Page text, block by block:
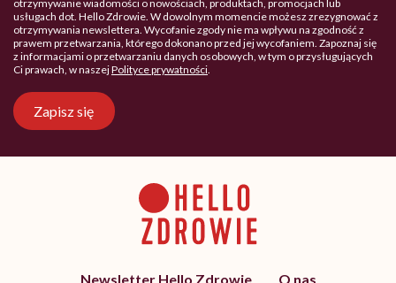
otrzymywanie wiadomości o nowościach, produktach, promocjach lub
usługach dot. Hello Zdrowie. W dowolnym momencie możesz zrezygnować z
otrzymywania newslettera. Wycofanie zgody nie ma wpływu na zgodność z
prawem przetwarzania, którego dokonano przed jej wycofaniem. Zapoznaj się
z informacjami o przetwarzaniu danych osobowych, w tym o przysługujących
Ci prawach, w naszejPolityce prywatności.
Zapisz się
Newsletter Hello Zdrowie
O nas